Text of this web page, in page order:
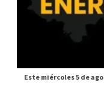
Este miércoles 5 de